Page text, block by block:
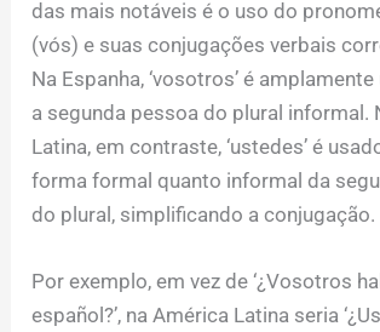
das mais notáveis é o uso do
(vós) e suas conjugações verbais
Na Espanha, ‘vosotros’ é
a segunda pessoa do plural informal.
Latina, em contraste, ‘ustedes’ é
forma formal quanto informal da
do plural, simplificando a conjugação.
Por exemplo, em vez de ‘¿Vosotros
español?’, na América Latina seria